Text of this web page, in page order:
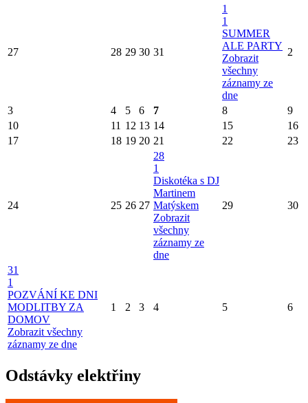
27 28 29 30 31
1
1
SUMMER
ALE PARTY
Zobrazit
všechny
záznamy ze
dne
2
3 4 5 6 7 8
9
10
11 12 13 14 15
16
17
18 19 20 21 22 23
24 25 26 27
28
1
Diskotéka s DJ
Martinem
Matýskem
Zobrazit
všechny
záznamy ze
dne
29 30
31
1
POZVÁNÍ KE DNI
MODLITBY ZA
DOMOV
Zobrazit všechny
záznamy ze dne
1 2 3 4 5 6
Odstávky elektřiny